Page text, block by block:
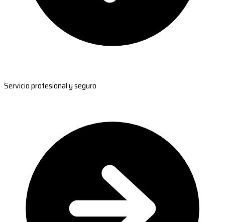
Servicio profesional y seguro